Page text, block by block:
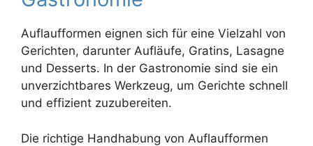
Auflaufformen eignen sich für eine Vielzahl von
Gerichten, darunter Aufläufe, Gratins, Lasagne
und Desserts. In der Gastronomie sind sie ein
unverzichtbares Werkzeug, um Gerichte schnell
und effizient zuzubereiten.
Die richtige Handhabung von Auflaufformen